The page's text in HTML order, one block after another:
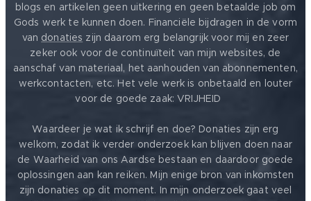
blogs en artikelen geen uitkering en geen betaalde job om
Gods werk te kunnen doen. Financiële bijdragen in de vorm
van donaties zijn daarom erg belangrijk voor mij en zeer
zeker ook voor de continuïteit van mijn websites, de
aanschaf van materiaal, het aanhouden van abonnementen,
werkcontacten, etc. Het vele werk is onbetaald en louter
voor de goede zaak: VRIJHEID ❤️
Waardeer je wat ik schrijf en doe? Donaties zijn erg
welkom, zodat ik verder onderzoek kan blijven doen naar
de Waarheid van ons Aardse bestaan en daardoor goede
oplossingen aan kan reiken. Mijn enige bron van inkomsten
zijn donaties op dit moment. In mijn onderzoek gaat veel